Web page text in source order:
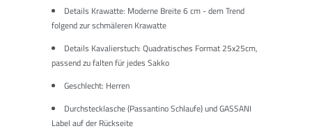
Details Krawatte: Moderne Breite 6cm- dem Trend
folgend zur schmäleren Krawatte
Details Kavalierstuch: Quadratisches Format 25x25cm,
passend zu falten für jedes Sakko
Geschlecht: Herren
Durchstecklasche (Passantino Schlaufe) undGASSANI
Label auf der Rückseite